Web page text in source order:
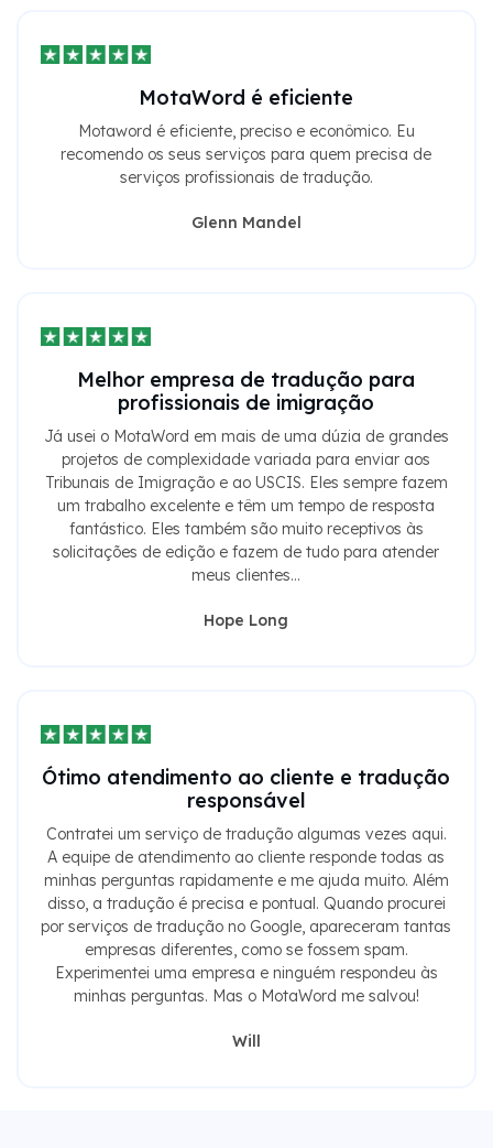
MotaWord é eficiente
Motaword é eficiente, preciso e econômico. Eu
recomendo os seus serviços para quem precisa de
serviços profissionais de tradução.
Glenn Mandel
Melhor empresa de tradução para
profissionais de imigração
Já usei o MotaWord em mais de uma dúzia de grandes
projetos de complexidade variada para enviar aos
Tribunais de Imigração e ao USCIS. Eles sempre fazem
um trabalho excelente e têm um tempo de resposta
fantástico. Eles também são muito receptivos às
solicitações de edição e fazem de tudo para atender
meus clientes...
Hope Long
Ótimo atendimento ao cliente e tradução
responsável
Contratei um serviço de tradução algumas vezes aqui.
A equipe de atendimento ao cliente responde todas as
minhas perguntas rapidamente e me ajuda muito. Além
disso, a tradução é precisa e pontual. Quando procurei
por serviços de tradução no Google, apareceram tantas
empresas diferentes, como se fossem spam.
Experimentei uma empresa e ninguém respondeu às
minhas perguntas. Mas o MotaWord me salvou!
Will